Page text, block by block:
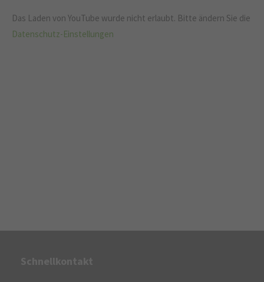
Das Laden von YouTube wurde nicht erlaubt. Bitte ändern Sie die
Datenschutz-Einstellungen
Schnellkontakt